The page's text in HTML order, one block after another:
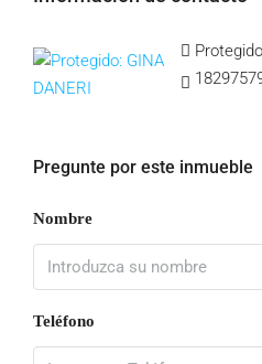
Pregunte por este inmueble
Nombre
Teléfono